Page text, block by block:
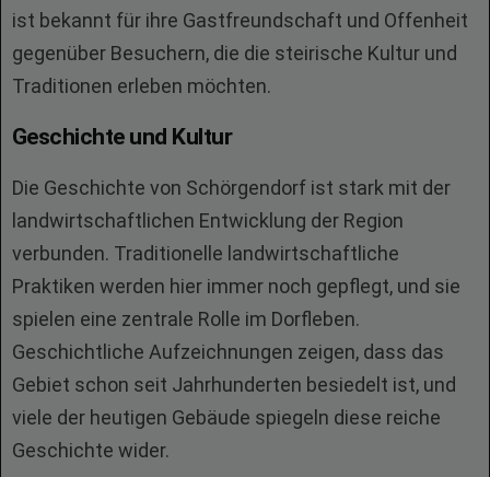
ist bekannt für ihre Gastfreundschaft und Offenheit
gegenüber Besuchern, die die steirische Kultur und
Traditionen erleben möchten.
Geschichte und Kultur
Die Geschichte von Schörgendorf ist stark mit der
landwirtschaftlichen Entwicklung der Region
verbunden. Traditionelle landwirtschaftliche
Praktiken werden hier immer noch gepflegt, und sie
spielen eine zentrale Rolle im Dorfleben.
Geschichtliche Aufzeichnungen zeigen, dass das
Gebiet schon seit Jahrhunderten besiedelt ist, und
viele der heutigen Gebäude spiegeln diese reiche
Geschichte wider.